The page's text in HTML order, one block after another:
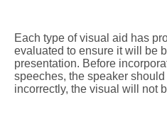
Each type of visual aid has
evaluated to ensure it will be
presentation. Before
speeches, the speaker
incorrectly, the visual will not